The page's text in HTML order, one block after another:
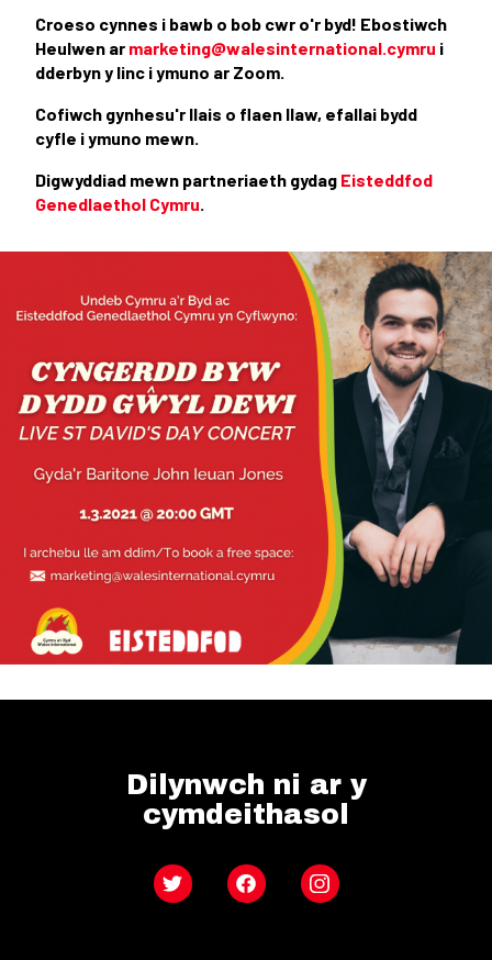
Croeso cynnes i bawb o bob cwr o'r byd! Ebostiwch
Heulwen ar marketing@walesinternational.cymru i
dderbyn y linc i ymuno ar Zoom.
Cofiwch gynhesu'r llais o flaen llaw, efallai bydd
cyfle i ymuno mewn.
Digwyddiad mewn partneriaeth gydag Eisteddfod
Genedlaethol Cymru.
Dilynwch ni ar y
cymdeithasol
Twitter FacebookInstagram